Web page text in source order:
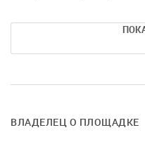
ВЛАДЕЛЕЦ О ПЛОЩАДКЕ